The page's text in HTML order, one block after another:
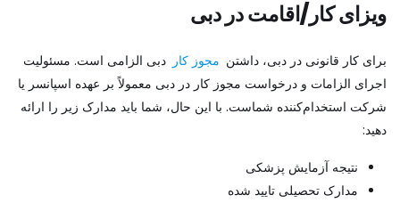
ویزای کار/اقامت در دبی
برای کار قانونی در دبی، داشتن مجوز کار دبی الزامی است. مسئولیت
اجرای الزامات و درخواست مجوز کار در دبی معمولاً بر عهده اسپانسر یا
شرکت استخدام‌کننده شماست. با این حال، شما باید مدارک زیر را ارائه
دهید:
نتیجه آزمایش پزشکی
مدارک تحصیلی تایید شده